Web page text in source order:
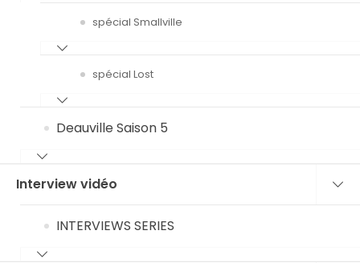
spécial Smallville
spécial Lost
Deauville Saison 5
Interview vidéo
INTERVIEWS SERIES